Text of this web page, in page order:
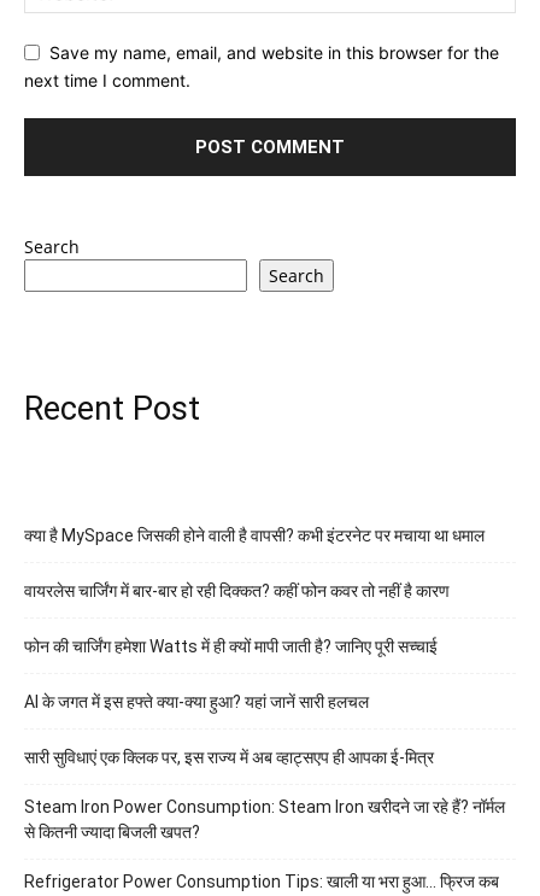
Save my name, email, and website in this browser for the
next time I comment.
Search
Search
Recent Post
क्या है MySpace जिसकी होने वाली है वापसी? कभी इंटरनेट पर मचाया था धमाल
वायरलेस चार्जिंग में बार-बार हो रही दिक्कत? कहीं फोन कवर तो नहीं है कारण
फोन की चार्जिंग हमेशा Watts में ही क्यों मापी जाती है? जानिए पूरी सच्चाई
AI के जगत में इस हफ्ते क्या-क्या हुआ? यहां जानें सारी हलचल
सारी सुविधाएं एक क्लिक पर, इस राज्य में अब व्हाट्सएप ही आपका ई-मित्र
Steam Iron Power Consumption: Steam Iron खरीदने जा रहे हैं? नॉर्मल
से कितनी ज्यादा बिजली खपत?
Refrigerator Power Consumption Tips: खाली या भरा हुआ… फ्रिज कब